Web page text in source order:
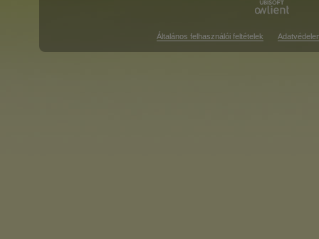
Általános felhasználói feltételek